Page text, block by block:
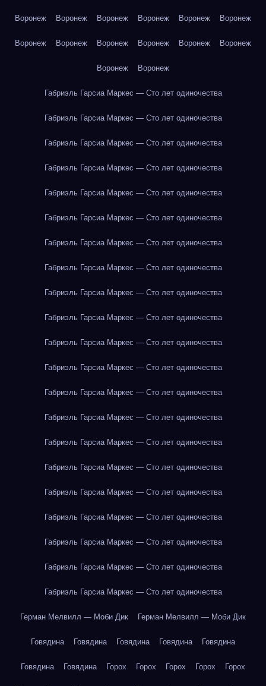
Воронеж Воронеж Воронеж Воронеж Воронеж Воронеж
Воронеж Воронеж Воронеж Воронеж Воронеж Воронеж
Воронеж Воронеж
Габриэль Гарсиа Маркес — Сто лет одиночества
Габриэль Гарсиа Маркес — Сто лет одиночества
Габриэль Гарсиа Маркес — Сто лет одиночества
Габриэль Гарсиа Маркес — Сто лет одиночества
Габриэль Гарсиа Маркес — Сто лет одиночества
Габриэль Гарсиа Маркес — Сто лет одиночества
Габриэль Гарсиа Маркес — Сто лет одиночества
Габриэль Гарсиа Маркес — Сто лет одиночества
Габриэль Гарсиа Маркес — Сто лет одиночества
Габриэль Гарсиа Маркес — Сто лет одиночества
Габриэль Гарсиа Маркес — Сто лет одиночества
Габриэль Гарсиа Маркес — Сто лет одиночества
Габриэль Гарсиа Маркес — Сто лет одиночества
Габриэль Гарсиа Маркес — Сто лет одиночества
Габриэль Гарсиа Маркес — Сто лет одиночества
Габриэль Гарсиа Маркес — Сто лет одиночества
Габриэль Гарсиа Маркес — Сто лет одиночества
Габриэль Гарсиа Маркес — Сто лет одиночества
Габриэль Гарсиа Маркес — Сто лет одиночества
Габриэль Гарсиа Маркес — Сто лет одиночества
Габриэль Гарсиа Маркес — Сто лет одиночества
Герман Мелвилл — Моби Дик Герман Мелвилл — Моби Дик
Говядина Говядина Говядина Говядина Говядина
Говядина Говядина Горох Горох Горох Горох Горох